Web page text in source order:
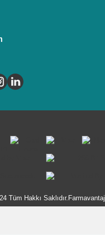
Tüm Hakkı Saklıdır.Farmavantaj